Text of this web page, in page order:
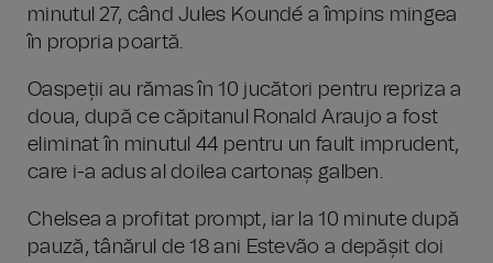
minutul 27, când Jules Koundé a împins mingea
în propria poartă.
Oaspeții au rămas în 10 jucători pentru repriza a
doua, după ce căpitanul Ronald Araujo a fost
eliminat în minutul 44 pentru un fault imprudent,
care i-a adus al doilea cartonaș galben.
Chelsea a profitat prompt, iar la 10 minute după
pauză, tânărul de 18 ani Estevão a depășit doi